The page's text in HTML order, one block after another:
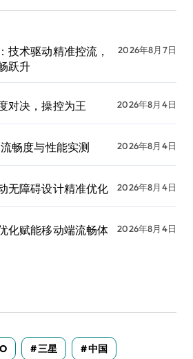
技术驱动精准控流，
跃升
2026年8月7日
对决，操控为王 2026年8月4日
畅度与性能实测 2026年8月4日
无障碍设计精准优化 2026年8月4日
化赋能移动端流畅体
2026年8月4日
三星 中国